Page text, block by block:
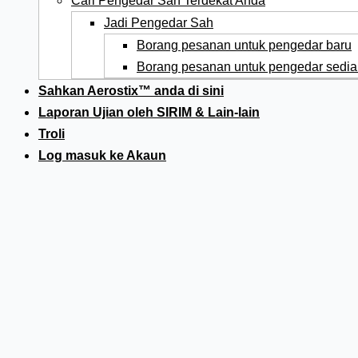
Jadi Pengedar Sah
Borang pesanan untuk pengedar baru
Borang pesanan untuk pengedar
Sahkan Aerostix™ anda di sini
Laporan Ujian oleh SIRIM & Lain-lain
Troli
Log masuk ke Akaun